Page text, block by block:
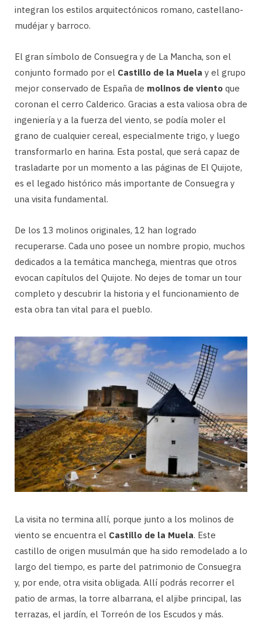
integran los estilos arquitectónicos romano, castellano-
mudéjar y barroco.
El gran símbolo de Consuegra y de La Mancha, son el
conjunto formado por el Castillo de la Muela y el grupo
mejor conservado de España de molinos de viento que
coronan el cerro Calderico. Gracias a esta valiosa obra de
ingeniería y a la fuerza del viento, se podía moler el
grano de cualquier cereal, especialmente trigo, y luego
transformarlo en harina. Esta postal, que será capaz de
trasladarte por un momento a las páginas de El Quijote,
es el legado histórico más importante de Consuegra y
una visita fundamental.
De los 13 molinos originales, 12 han logrado
recuperarse. Cada uno posee un nombre propio, muchos
dedicados a la temática manchega, mientras que otros
evocan capítulos del Quijote. No dejes de tomar un tour
completo y descubrir la historia y el funcionamiento de
esta obra tan vital para el pueblo.
La visita no termina allí, porque junto a los molinos de
viento se encuentra el Castillo de la Muela. Este
castillo de origen musulmán que ha sido remodelado a lo
largo del tiempo, es parte del patrimonio de Consuegra
y, por ende, otra visita obligada. Allí podrás recorrer el
patio de armas, la torre albarrana, el aljibe principal, las
terrazas, el jardín, el Torreón de los Escudos y más.